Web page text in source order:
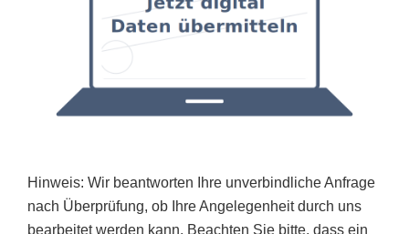
Hinweis: Wir beantworten Ihre unverbindliche Anfrage
nach Überprüfung, ob Ihre Angelegenheit durch uns
bearbeitet werden kann. Beachten Sie bitte, dass ein